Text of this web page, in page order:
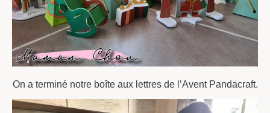
On a terminé notre boîte aux lettres de l’Avent Pandacraft.